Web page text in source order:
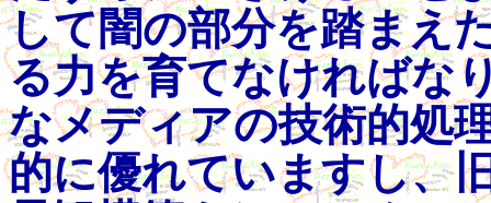
して闇の部分を踏まえ
る力を育てなければな
なメディアの技術的処
的に優れていますし、